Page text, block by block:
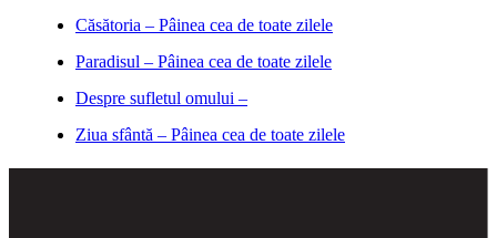
Căsătoria – Pâinea cea de toate zilele
Paradisul – Pâinea cea de toate zilele
Despre sufletul omului –
Ziua sfântă – Pâinea cea de toate zilele